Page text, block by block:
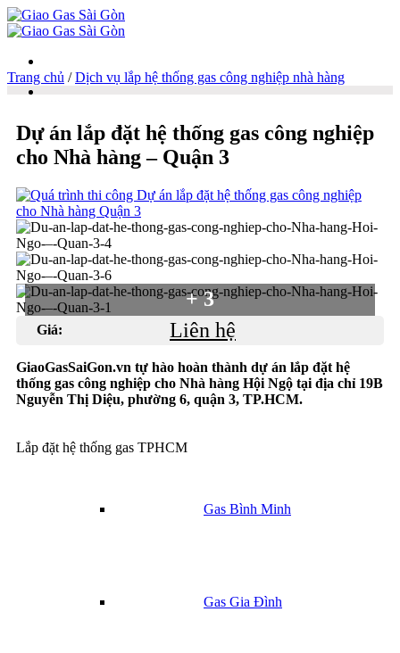
Danh mục
Giao gas tận nơi
Bình gas 6kg
Bình gas 12kg
Gas Bình Minh
Gas Gia Đình
Trang chủ / Dịch vụ lắp hệ thống gas công nghiệp nhà hàng
Dự án lắp đặt hệ thống gas công nghiệp
cho Nhà hàng – Quận 3
+ 3
Giá: Liên hệ
GiaoGasSaiGon.vn tự hào hoàn thành dự án lắp đặt hệ
thống gas công nghiệp cho Nhà hàng Hội Ngộ tại địa chỉ 19B
Nguyễn Thị Diệu, phường 6, quận 3, TP.HCM.
Lắp đặt hệ thống gas TPHCM